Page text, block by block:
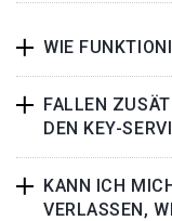
WIE
FALLEN
DEN KEY-
KANN ICH
VERLASSEN,